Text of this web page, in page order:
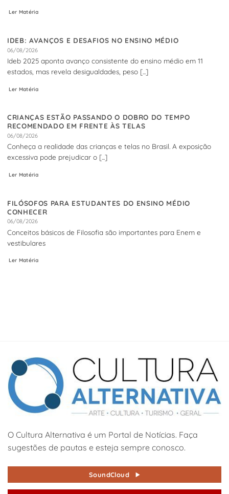
Ler Matéria
IDEB: AVANÇOS E DESAFIOS NO ENSINO MÉDIO
06/08/2026
Ideb 2025 aponta avanço consistente do ensino médio em 11
estados, mas revela desigualdades, peso [...]
Ler Matéria
CRIANÇAS ESTÃO PASSANDO O DOBRO DO TEMPO
RECOMENDADO EM FRENTE ÀS TELAS
06/08/2026
Conheça a realidade das crianças e telas no Brasil. A exposição
excessiva pode prejudicar o [...]
Ler Matéria
FILÓSOFOS PARA ESTUDANTES DO ENSINO MÉDIO
CONHECER
06/08/2026
Conceitos básicos de Filosofia são importantes para Enem e
vestibulares
Ler Matéria
O Cultura Alternativa é um Portal de Notícias. Faça
sugestões de pautas e esteja sempre conosco.
SoundCloud